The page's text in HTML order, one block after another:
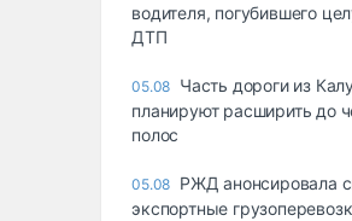
водителя, погубившего
ДТП
05.08 Часть дороги из
планируют расширить до
полос
05.08 РЖД анонсировала
экспортные